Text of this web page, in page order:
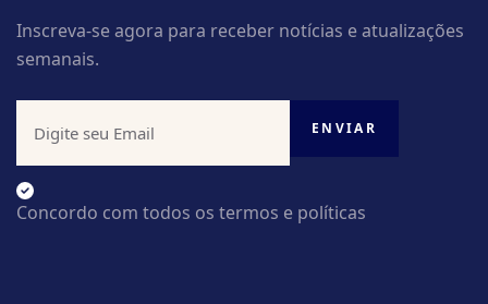
Inscreva-se agora para receber notícias e atualizações
semanais.
Concordo com todos os termos e políticas